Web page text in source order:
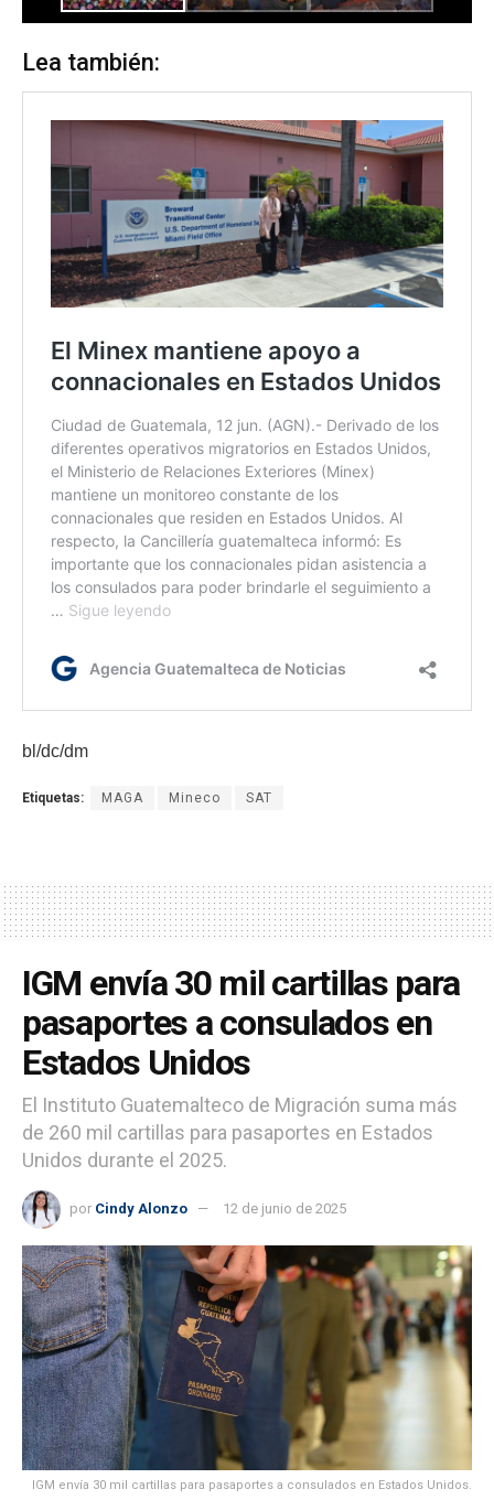
Lea también:
bl/dc/dm
Etiquetas: MAGA Mineco SAT
IGM envía 30 mil cartillas para
pasaportes a consulados en
Estados Unidos
El Instituto Guatemalteco de Migración suma más
de 260 mil cartillas para pasaportes en Estados
Unidos durante el 2025.
por Cindy Alonzo 12 de junio de 2025
IGM envía 30 mil cartillas para pasaportes a consulados en Estados Unidos.